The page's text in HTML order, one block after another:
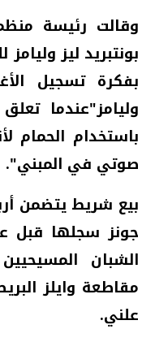
وقالت رئيسة
بونتبريد ليز
بفكرة تسجيل
وليامز"عندما
باستخدام
صوتي في المبني".
بيع شريط يتضمن
جونز سجلها قبل
الشبان
علني.